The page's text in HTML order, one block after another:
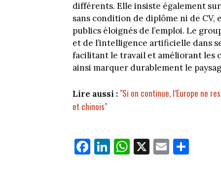
différents. Elle insiste également
sans condition de diplôme ni de CV,
publics éloignés de l’emploi. Le
et de l’intelligence artificielle dans
facilitant le travail et améliorant les
ainsi marquer durablement le
Lire aussi : "Si on continue, l’Europe ne
et chinois"
Fa
ce
Li
nk
W
ha
X E
m